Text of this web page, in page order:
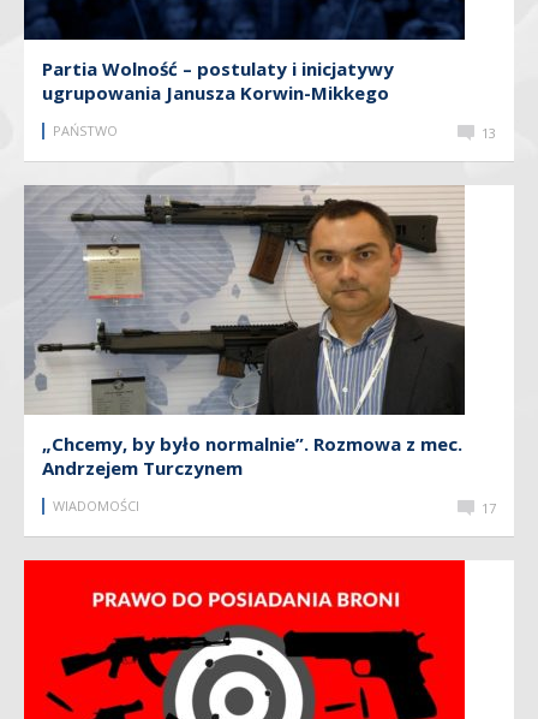
Partia Wolność – postulaty i inicjatywy
ugrupowania Janusza Korwin-Mikkego
PAŃSTWO 13
„Chcemy, by było normalnie”. Rozmowa z mec.
Andrzejem Turczynem
WIADOMOŚCI 17